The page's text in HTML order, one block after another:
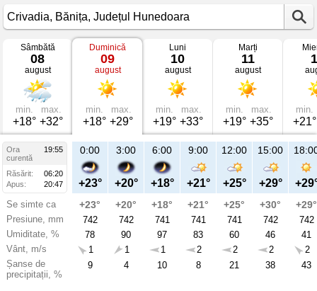
Vremea
Crivadia
mâine
Bănița,
Județul
Hunedoara
Sâmbătă
08
august
min.
+18°
max.
+32°
Duminică
09
august
min.
+18°
max.
+29°
Luni
10
august
min.
+19°
max.
+33°
Marți
11
august
min.
+19°
max.
+35°
min.
+21°
Ora
19:55
curentă
Răsărit:
06:20
Apus:
20:47
Se simte ca
Presiune, mm
Umiditate, %
Vânt, m/s
Șanse de
precipitații, %
21:00
+25°
+26°
742
72
1
21
Du
aug
0:00
+23°
+23°
742
78
1
9
3:00
+20°
+20°
742
90
1
4
6:00
+18°
+18°
741
97
1
10
9:00
+21°
+21°
741
83
2
8
12:00
+25°
+25°
741
60
2
21
15:00
+29°
+30°
742
46
2
38
+29°
742
41
2
43